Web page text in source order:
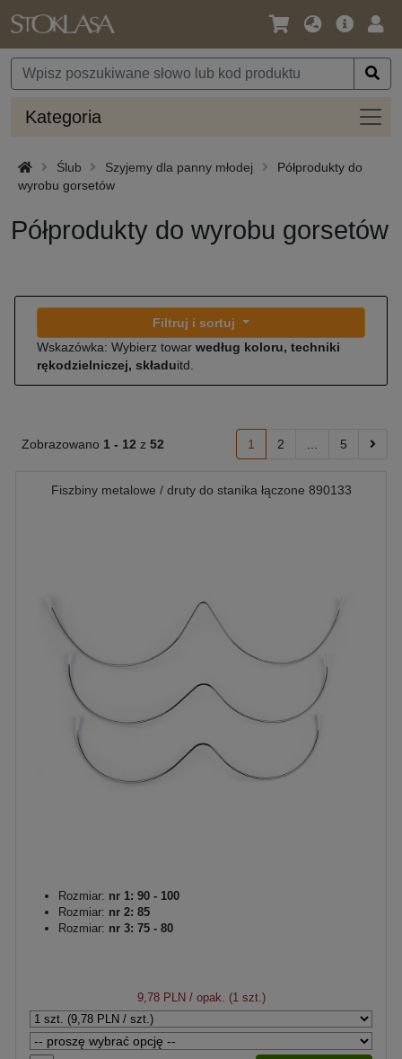
Język
Waluta
Oferta
Kategoria
Ślub Szyjemy dla panny młodej
Półprodukty do
wyrobu gorsetów
Półprodukty do wyrobu gorsetów
Filtruj i sortuj
Wskazówka: Wybierz towar według koloru, techniki
rękodzielniczej, składuitd.
Zobrazowano 1 - 12 z 52 1 2 5
Fiszbiny metalowe / druty do stanika łączone 890133
Rozmiar: nr 1: 90 - 100
Rozmiar: nr 2: 85
Rozmiar: nr 3: 75 - 80
9,78 PLN/ opak. (1 szt.)